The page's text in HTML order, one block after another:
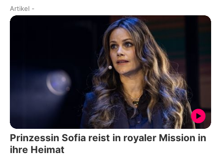
Artikel -
Prinzessin Sofia reist in royaler Mission in
ihre Heimat